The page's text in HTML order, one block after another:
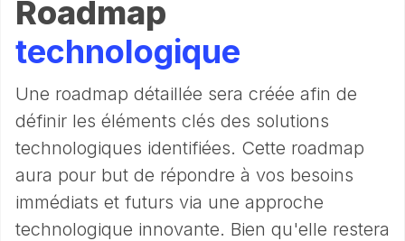
Roadmap
technologique
Une roadmap détaillée sera créée afin de
définir les éléments clés des solutions
technologiques identifiées. Cette roadmap
aura pour but de répondre à vos besoins
immédiats et futurs via une approche
technologique innovante. Bien qu'elle restera